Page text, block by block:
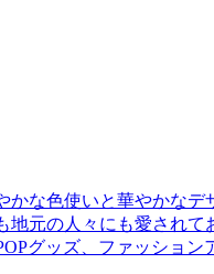
な色使いと華やかな
元の人々にも愛され
グッズ、ファッション